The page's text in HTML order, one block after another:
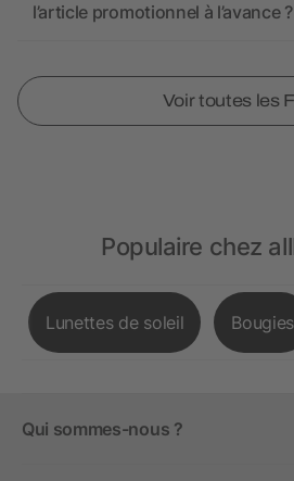
l’article promotionnel à l’avance ?
Voir toutes les
Populaire chez
Lunettes de soleil Bougies
Qui sommes-nous ?